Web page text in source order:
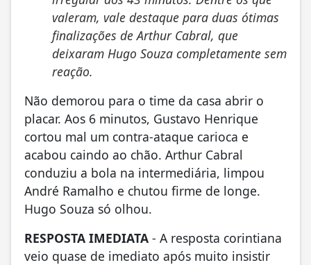
valeram, vale destaque para duas ótimas
finalizações de Arthur Cabral, que
deixaram Hugo Souza completamente sem
reação.
Não demorou para o time da casa abrir o
placar. Aos 6 minutos, Gustavo Henrique
cortou mal um contra-ataque carioca e
acabou caindo ao chão. Arthur Cabral
conduziu a bola na intermediária, limpou
André Ramalho e chutou firme de longe.
Hugo Souza só olhou.
RESPOSTA IMEDIATA - A resposta corintiana
veio quase de imediato após muito insistir